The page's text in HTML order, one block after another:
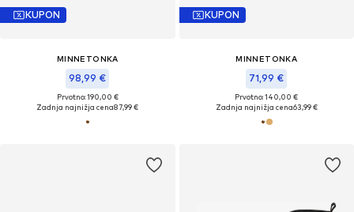
KUPON
MINNETONKA
98,99 €
Prvotno: 190,00 €
Zadnja najnižja cena87,99 €
KUPON
MINNETONKA
71,99 €
Prvotno: 140,00 €
Zadnja najnižja cena63,99 €